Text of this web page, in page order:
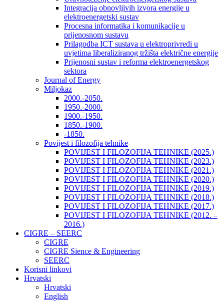
Integracija obnovljivih izvora energije u
elektroenergetski sustav
Procesna informatika i komunikacije u
prijenosnom sustavu
Prilagodba ICT sustava u elektroprivredi u
uvjetima liberaliziranog tržišta električne energije
Prijenosni sustav i reforma elektroenergetskog
sektora
Journal of Energy
Miljokaz
2000.-2050.
1950.-2000.
1900.-1950.
1850.-1900.
-1850.
Povijest i filozofija tehnike
POVIJEST I FILOZOFIJA TEHNIKE (2025.)
POVIJEST I FILOZOFIJA TEHNIKE (2023.)
POVIJEST I FILOZOFIJA TEHNIKE (2021.)
POVIJEST I FILOZOFIJA TEHNIKE (2020.)
POVIJEST I FILOZOFIJA TEHNIKE (2019.)
POVIJEST I FILOZOFIJA TEHNIKE (2018.)
POVIJEST I FILOZOFIJA TEHNIKE (2017.)
POVIJEST I FILOZOFIJA TEHNIKE (2012. –
2016.)
CIGRE – SEERC
CIGRE
CIGRE Sience & Engineering
SEERC
Korisni linkovi
Hrvatski
Hrvatski
English